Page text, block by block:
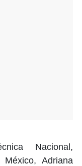
Nacional,
Adriana